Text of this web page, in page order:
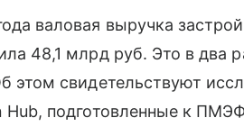
валовая выручка
48,1 млрд руб. Это в два
этом свидетельствуют
Hub, подготовленные к